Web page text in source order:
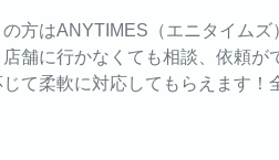
方はANYTIMES（エニタイムズ
舗に行かなくても相談、依頼が
て柔軟に対応してもらえます